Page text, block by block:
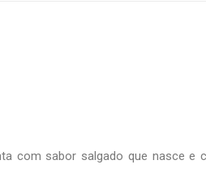
com sabor salgado que nasce e